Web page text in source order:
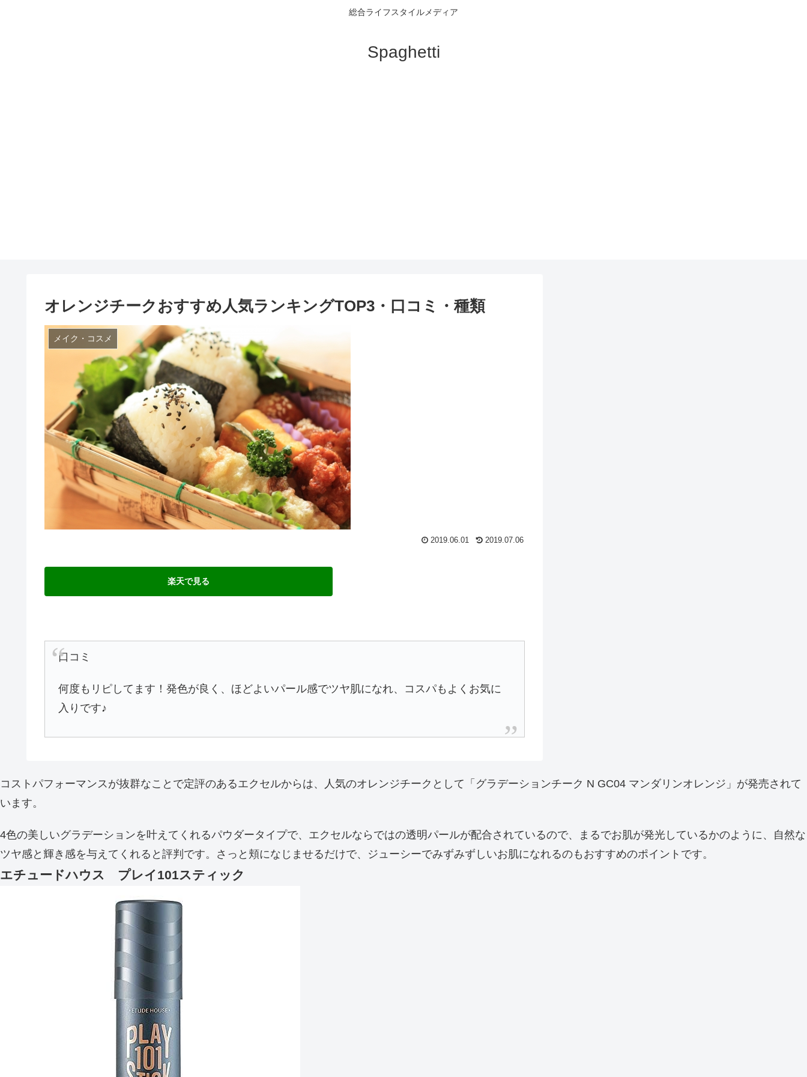
総合ライフスタイルメディア
Spaghetti
オレンジチークおすすめ人気ランキングTOP3・口コミ・種類
メイク・コスメ
2019.07.06
2019.06.01
楽天で見る
口コミ
何度もリピしてます！発色が良く、ほどよいパール感でツヤ肌になれ、コスパもよくお気に
入りです♪
コストパフォーマンスが抜群なことで定評のあるエクセルからは、人気のオレンジチークとして「グラデーションチーク N GC04 マンダリンオレンジ」が発売されて
います。
4色の美しいグラデーションを叶えてくれるパウダータイプで、エクセルならではの透明パールが配合されているので、まるでお肌が発光しているかのように、自然な
ツヤ感と輝き感を与えてくれると評判です。さっと頬になじませるだけで、ジューシーでみずみずしいお肌になれるのもおすすめのポイントです。
エチュードハウス プレイ101スティック